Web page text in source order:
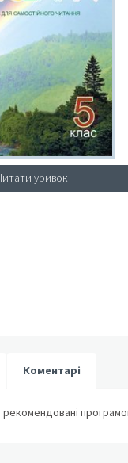
уривок
Коментарі